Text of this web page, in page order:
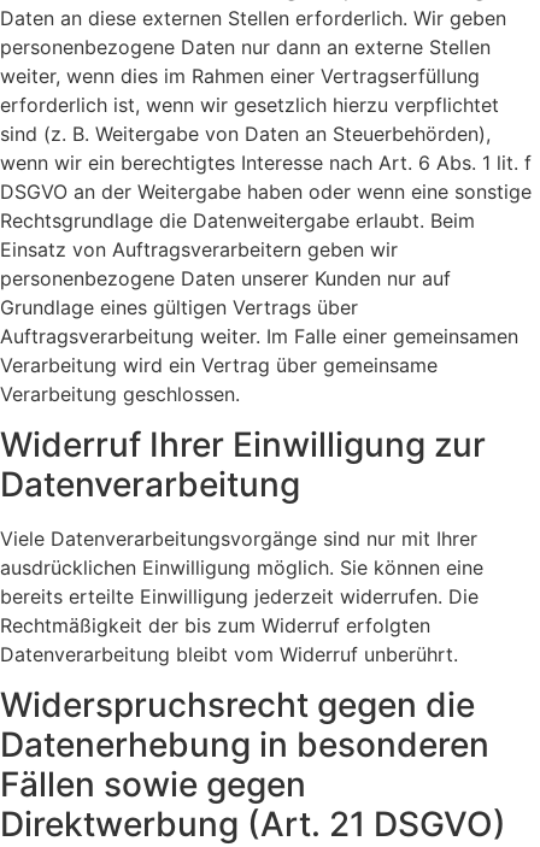
Daten an diese externen Stellen erforderlich. Wir geben
personenbezogene Daten nur dann an externe Stellen
weiter, wenn dies im Rahmen einer Vertragserfüllung
erforderlich ist, wenn wir gesetzlich hierzu verpflichtet
sind (z. B. Weitergabe von Daten an Steuerbehörden),
wenn wir ein berechtigtes Interesse nach Art. 6 Abs. 1 lit. f
DSGVO an der Weitergabe haben oder wenn eine sonstige
Rechtsgrundlage die Datenweitergabe erlaubt. Beim
Einsatz von Auftragsverarbeitern geben wir
personenbezogene Daten unserer Kunden nur auf
Grundlage eines gültigen Vertrags über
Auftragsverarbeitung weiter. Im Falle einer gemeinsamen
Verarbeitung wird ein Vertrag über gemeinsame
Verarbeitung geschlossen.
Widerruf Ihrer Einwilligung zur
Datenverarbeitung
Viele Datenverarbeitungsvorgänge sind nur mit Ihrer
ausdrücklichen Einwilligung möglich. Sie können eine
bereits erteilte Einwilligung jederzeit widerrufen. Die
Rechtmäßigkeit der bis zum Widerruf erfolgten
Datenverarbeitung bleibt vom Widerruf unberührt.
Widerspruchsrecht gegen die
Datenerhebung in besonderen
Fällen sowie gegen
Direktwerbung (Art. 21 DSGVO)